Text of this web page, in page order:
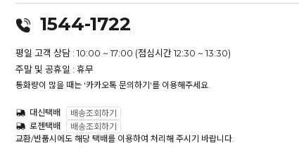
1544-1722
평일 고객 상담 : 10:00 ~ 17:00 (점심시간 12:30 ~ 13:30)
주말 및 공휴일 : 휴무
통화량이 많을 때는 '카카오톡 문의하기'를 이용해주세요.
대신택배
배송조회하기
로젠택배
배송조회하기
교환/반품시에도 해당 택배를 이용하여 처리해 주시기 바랍니다.